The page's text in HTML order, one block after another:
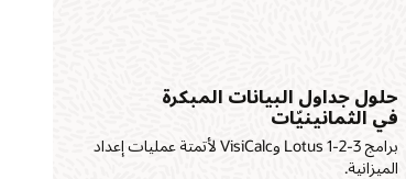
حلول جداول البيانات المبكرة
في الثمانينيّات
برامج Lotus 1-2-3 وVisiCalc لأتمتة عمليات إعداد
الميزانية.